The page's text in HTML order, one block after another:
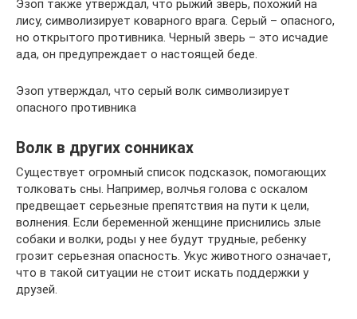
Эзоп также утверждал, что рыжий зверь, похожий на
лису, символизирует коварного врага. Серый – опасного,
но открытого противника. Черный зверь – это исчадие
ада, он предупреждает о настоящей беде.
Эзоп утверждал, что серый волк символизирует
опасного противника
Волк в других сонниках
Существует огромный список подсказок, помогающих
толковать сны. Например, волчья голова с оскалом
предвещает серьезные препятствия на пути к цели,
волнения. Если беременной женщине приснились злые
собаки и волки, роды у нее будут трудные, ребенку
грозит серьезная опасность. Укус животного означает,
что в такой ситуации не стоит искать поддержки у
друзей.